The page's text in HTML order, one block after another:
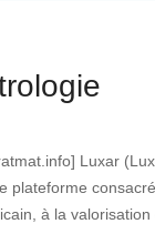
de la première
Luxar
de
Foundation
Mandela